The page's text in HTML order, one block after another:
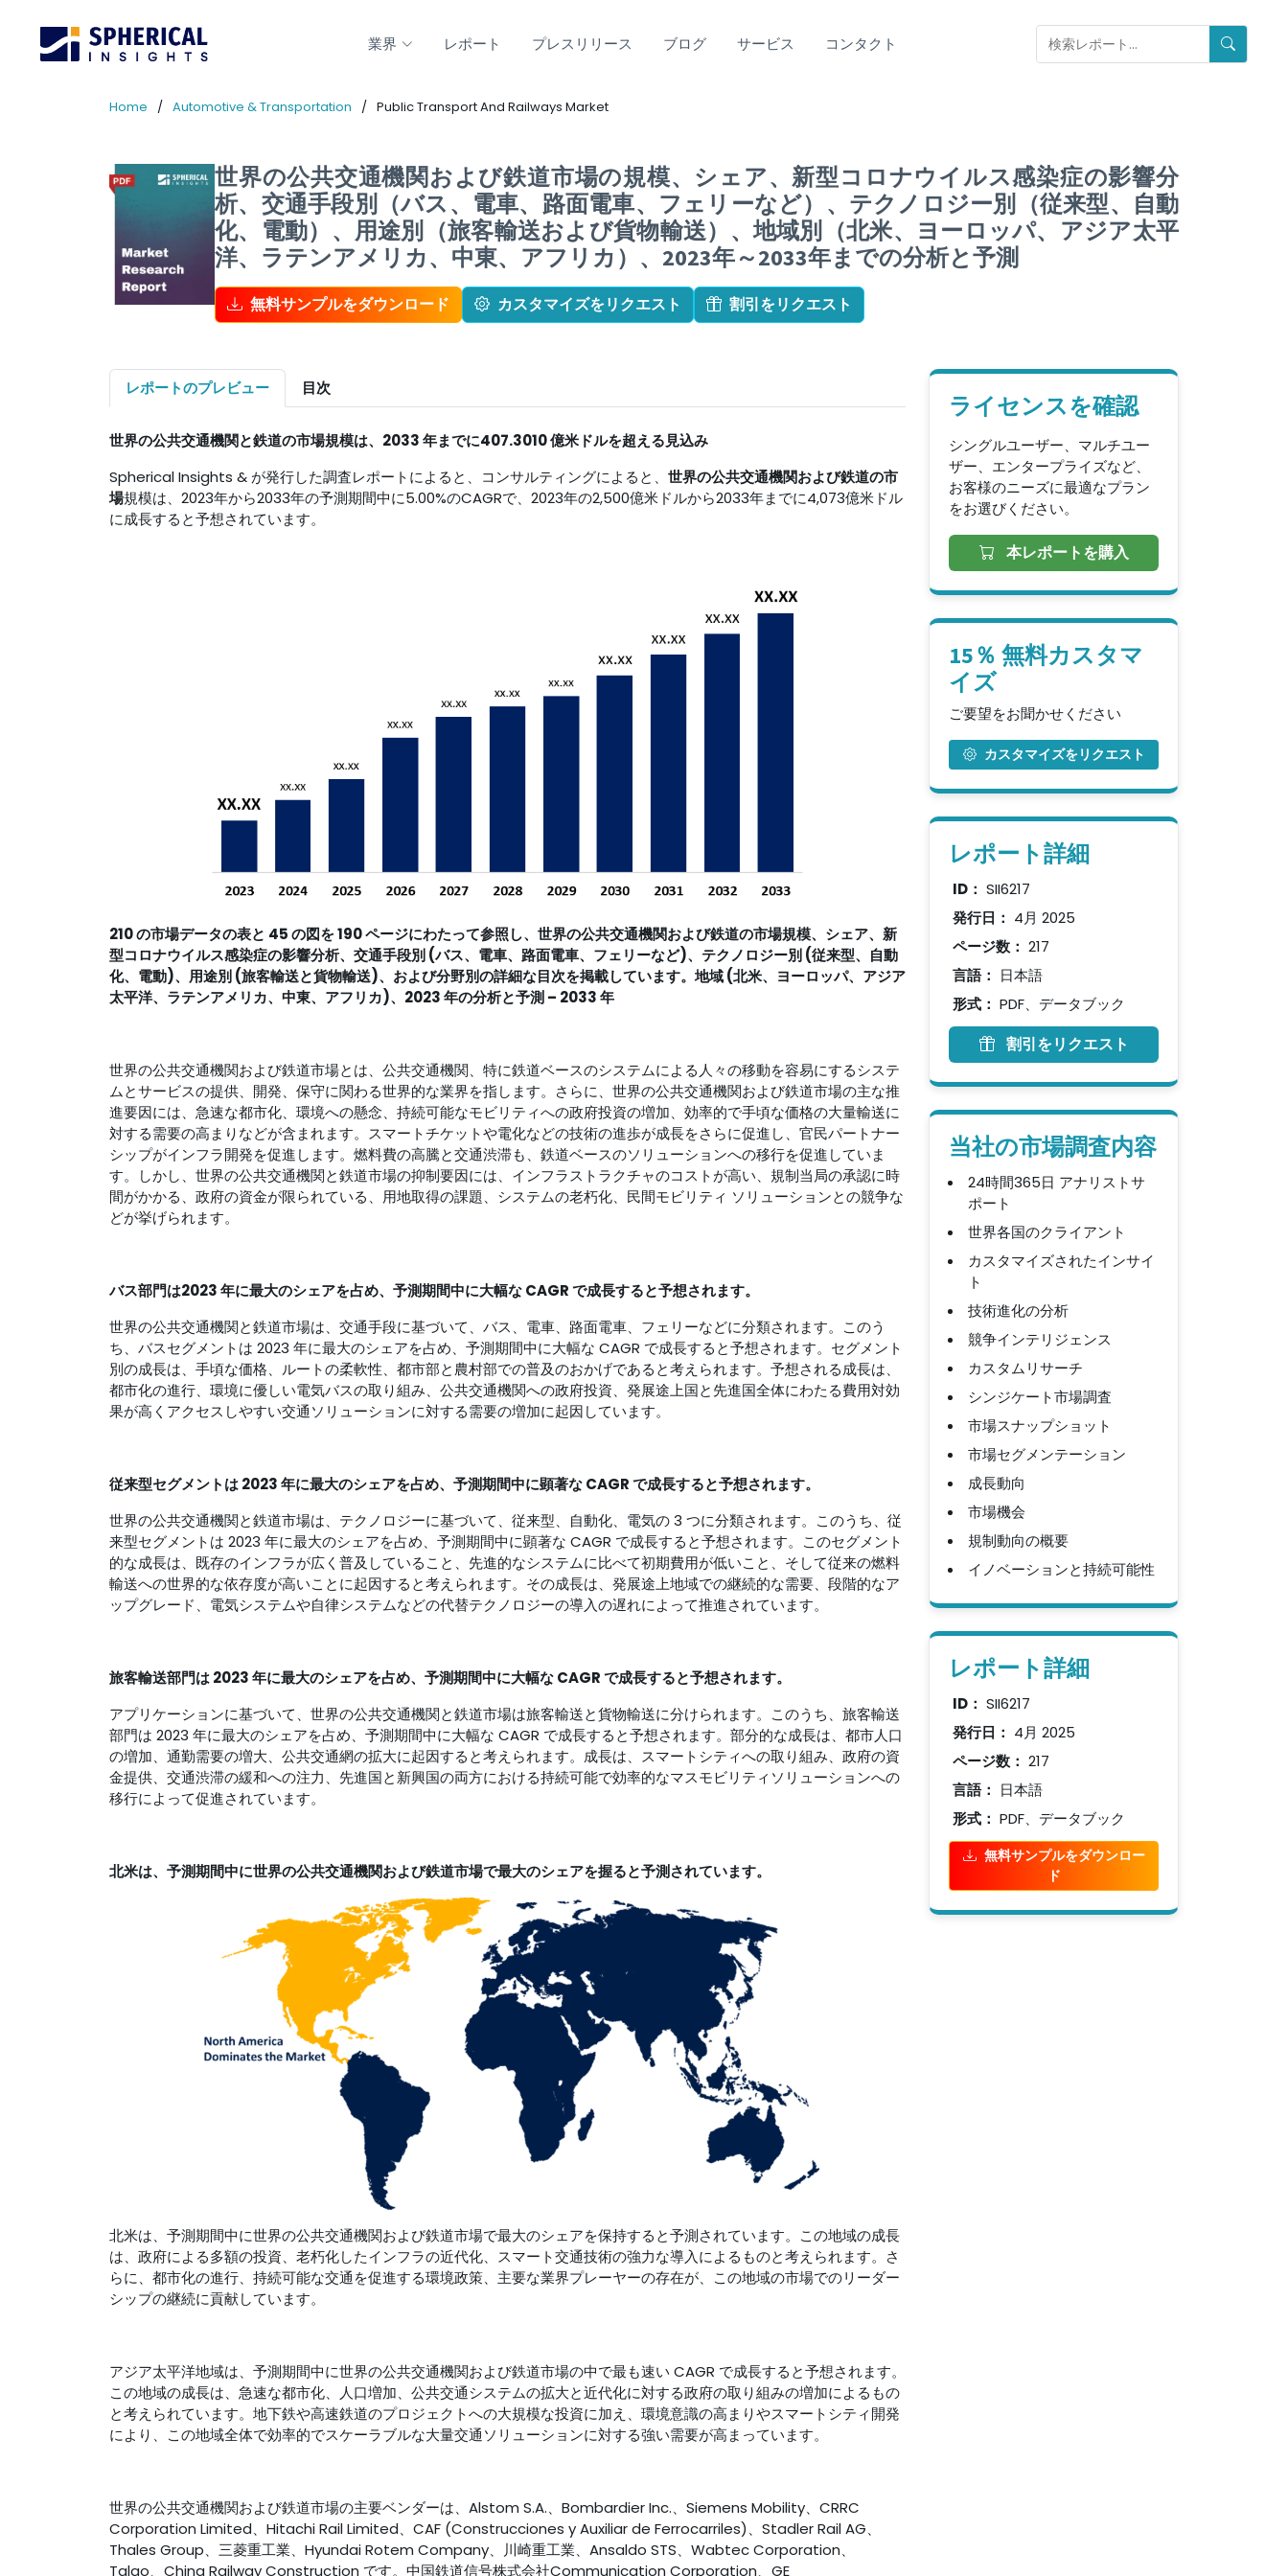
業界 レポート プレスリリース ブログ サービス コンタクト
Home Automotive & Transportation Public Transport And Railways Market
世界の公共交通機関および鉄道市場の規模、シェア、新型コロナウイルス感染症の影響分
析、交通手段別（バス、電車、路面電車、フェリーなど）、テクノロジー別（従来型、自動
化、電動）、用途別（旅客輸送および貨物輸送）、地域別（北米、ヨーロッパ、アジア太平
洋、ラテンアメリカ、中東、アフリカ）、2023年～2033年までの分析と予測
無料サンプルをダウンロード カスタマイズをリクエスト 割引をリクエスト
レポートのプレビュー 目次
世界の公共交通機関と鉄道の市場規模は、2033 年までに407.3010 億米ドルを超える見込み
Spherical Insights & が発行した調査レポートによると、コンサルティングによると、 世界の公共交通機関および鉄道の市
場規模は、2023年から2033年の予測期間中に5.00%のCAGRで、2023年の2,500億米ドルから2033年までに4,073億米ドル
に成長すると予想されています。
210 の市場データの表と 45 の図を 190 ページにわたって参照し、 世界の公共交通機関および鉄道の市場規模、シェア、新
型コロナウイルス感染症の影響分析、交通手段別 (バス、電車、路面電車、フェリーなど)、テクノロジー別 (従来型、自動
化、電動)、用途別 (旅客輸送と貨物輸送)、および分野別の詳細な目次を掲載しています。地域 (北米、ヨーロッパ、アジア
太平洋、ラテンアメリカ、中東、アフリカ)、2023 年の分析と予測 – 2033 年
世界の公共交通機関および鉄道市場とは、公共交通機関、特に鉄道ベースのシステムによる人々の移動を容易にするシステ
ムとサービスの提供、開発、保守に関わる世界的な業界を指します。さらに、世界の公共交通機関および鉄道市場の主な推
進要因には、急速な都市化、環境への懸念、持続可能なモビリティへの政府投資の増加、効率的で手頃な価格の大量輸送に
対する需要の高まりなどが含まれます。スマートチケットや電化などの技術の進歩が成長をさらに促進し、官民パートナー
シップがインフラ開発を促進します。燃料費の高騰と交通渋滞も、鉄道ベースのソリューションへの移行を促進していま
す。しかし、世界の公共交通機関と鉄道市場の抑制要因には、インフラストラクチャのコストが高い、規制当局の承認に時
間がかかる、政府の資金が限られている、用地取得の課題、システムの老朽化、民間モビリティ ソリューションとの競争な
どが挙げられます。
バス部門は2023 年に最大のシェアを占め、予測期間中に大幅な CAGR で成長すると予想されます。
世界の公共交通機関と鉄道市場は、交通手段に基づいて、バス、電車、路面電車、フェリーなどに分類されます。このう
ち、バスセグメントは 2023 年に最大のシェアを占め、予測期間中に大幅な CAGR で成長すると予想されます。セグメント
別の成長は、手頃な価格、ルートの柔軟性、都市部と農村部での普及のおかげであると考えられます。予想される成長は、
都市化の進行、環境に優しい電気バスの取り組み、公共交通機関への政府投資、発展途上国と先進国全体にわたる費用対効
果が高くアクセスしやすい交通ソリューションに対する需要の増加に起因しています。
従来型セグメントは 2023 年に最大のシェアを占め、予測期間中に顕著な CAGR で成長すると予想されます。
世界の公共交通機関と鉄道市場は、テクノロジーに基づいて、従来型、自動化、電気の 3 つに分類されます。このうち、従
来型セグメントは 2023 年に最大のシェアを占め、予測期間中に顕著な CAGR で成長すると予想されます。このセグメント
的な成長は、既存のインフラが広く普及していること、先進的なシステムに比べて初期費用が低いこと、そして従来の燃料
輸送への世界的な依存度が高いことに起因すると考えられます。その成長は、発展途上地域での継続的な需要、段階的なア
ップグレード、電気システムや自律システムなどの代替テクノロジーの導入の遅れによって推進されています。
旅客輸送部門は 2023 年に最大のシェアを占め、予測期間中に大幅な CAGR で成長すると予想されます。
アプリケーションに基づいて、世界の公共交通機関と鉄道市場は旅客輸送と貨物輸送に分けられます。このうち、旅客輸送
部門は 2023 年に最大のシェアを占め、予測期間中に大幅な CAGR で成長すると予想されます。部分的な成長は、都市人口
の増加、通勤需要の増大、公共交通網の拡大に起因すると考えられます。成長は、スマートシティへの取り組み、政府の資
金提供、交通渋滞の緩和への注力、先進国と新興国の両方における持続可能で効率的なマスモビリティソリューションへの
移行によって促進されています。
北米は、予測期間中に世界の公共交通機関および鉄道市場で最大のシェアを握ると予測されています。
北米は、予測期間中に世界の公共交通機関および鉄道市場で最大のシェアを保持すると予測されています。この地域の成長
は、政府による多額の投資、老朽化し​​たインフラの近代化、スマート交通技術の強力な導入によるものと考えられます。さ
らに、都市化の進行、持続可能な交通を促進する環境政策、主要な業界プレーヤーの存在が、この地域の市場でのリーダー
シップの継続に貢献しています。
アジア太平洋地域は、予測期間中に世界の公共交通機関および鉄道市場の中で最も速い CAGR で成長すると予想されます。
この地域の成長は、急速な都市化、人口増加、公共交通システムの拡大と近代化に対する政府の取り組みの増加によるもの
と考えられています。地下鉄や高速鉄道のプロジェクトへの大規模な投資に加え、環境意識の高まりやスマートシティ開発
により、この地域全体で効率的でスケーラブルな大量交通ソリューションに対する強い需要が高まっています。
世界の公共交通機関および鉄道市場の主要ベンダーは、Alstom S.A.、Bombardier Inc.、Siemens Mobility、CRRC
Corporation Limited、Hitachi Rail Limited、CAF (Construcciones y Auxiliar de Ferrocarriles)、Stadler Rail AG、
Thales Group、三菱重工業、Hyundai Rotem Company、川崎重工業、Ansaldo STS、Wabtec Corporation、
Talgo、China Railway Construction です。中国鉄道信号株式会社Communication Corporation、GE
ライセンスを確認
シングルユーザー、マルチユー
ザー、エンタープライズなど、
お客様のニーズに最適なプラン
をお選びください。
本レポートを購入
15％ 無料カスタマ
イズ
ご要望をお聞かせください
カスタマイズをリクエスト
レポート詳細
ID： SII6217
発行日： 4月 2025
ページ数： 217
言語： 日本語
形式： PDF、データブック
割引をリクエスト
当社の市場調査内容
24時間365日 アナリストサ
ポート
世界各国のクライアント
カスタマイズされたインサイ
ト
技術進化の分析
競争インテリジェンス
カスタムリサーチ
シンジケート市場調査
市場スナップショット
市場セグメンテーション
成長動向
市場機会
規制動向の概要
イノベーションと持続可能性
レポート詳細
ID： SII6217
発行日： 4月 2025
ページ数： 217
言語： 日本語
形式： PDF、データブック
無料サンプルをダウンロー
ド